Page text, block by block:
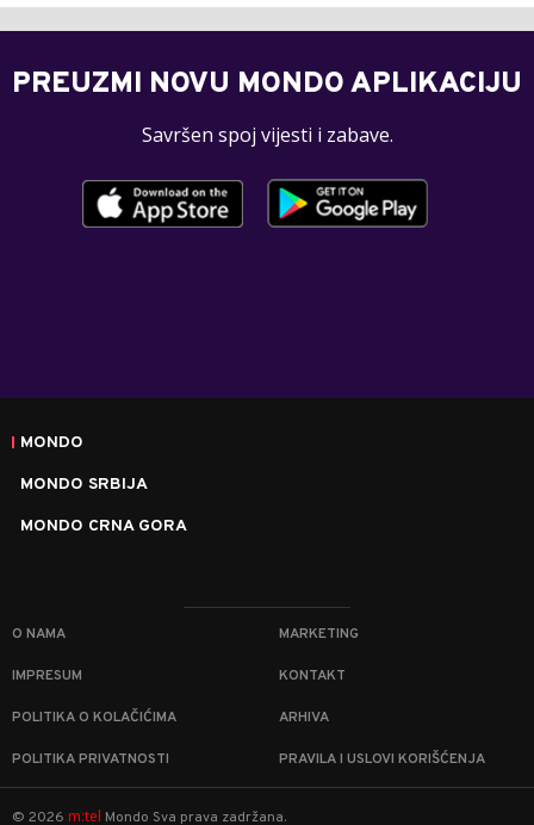
PREUZMI NOVU MONDO APLIKACIJU
Savršen spoj vijesti i zabave.
MONDO
MONDO SRBIJA
MONDO CRNA GORA
O NAMA MARKETING
IMPRESUM KONTAKT
POLITIKA O KOLAČIĆIMA ARHIVA
POLITIKA PRIVATNOSTI PRAVILA I USLOVI KORIŠĆENJA
© 2026 m:tel Mondo Sva prava zadržana.